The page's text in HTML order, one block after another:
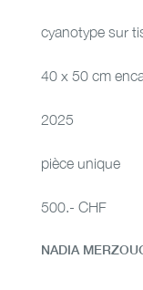
cyanotype sur
40 x 50 cm
2025
pièce unique
500.- CHF
NADIA